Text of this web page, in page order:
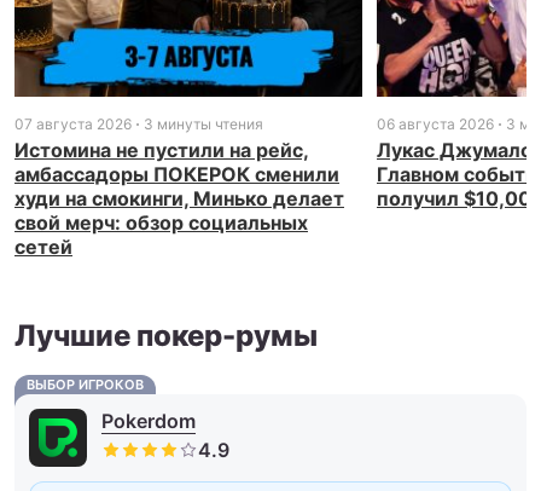
07 августа 2026 3 минуты чтения
Истомина не пустили на рейс,
амбассадоры ПОКЕРОК сменили
худи на смокинги, Минько делает
свой мерч: обзор социальных
сетей
06 августа 2026 3
Лукас
Главном
получил
Лучшие покер-румы
ВЫБОР ИГРОКОВ
Pokerdom